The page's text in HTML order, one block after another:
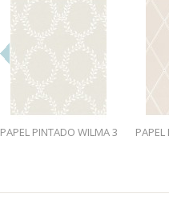
PAPEL PINTADO WILMA 3
PAPEL